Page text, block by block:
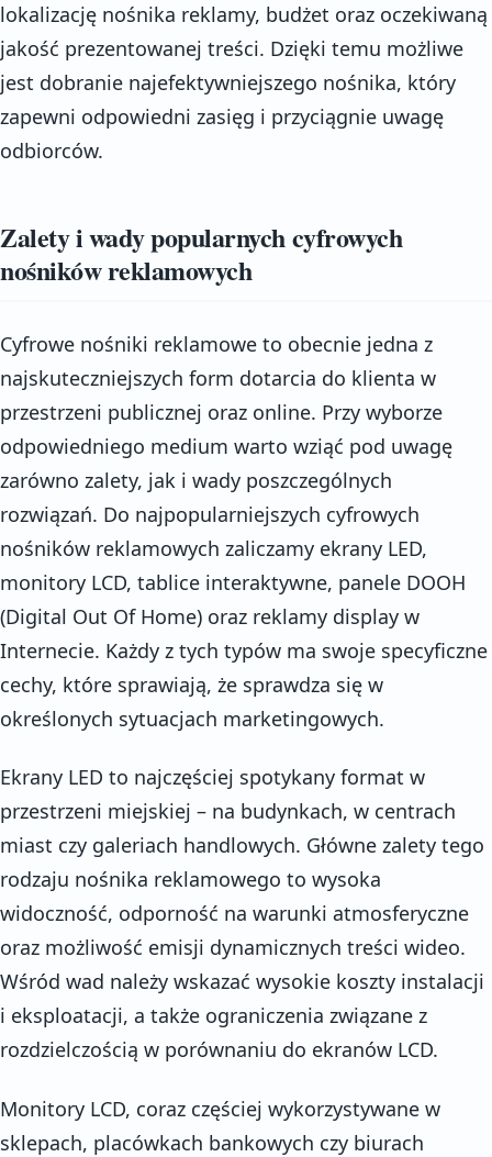
lokalizację nośnika reklamy, budżet oraz oczekiwaną
jakość prezentowanej treści. Dzięki temu możliwe
jest dobranie najefektywniejszego nośnika, który
zapewni odpowiedni zasięg i przyciągnie uwagę
odbiorców.
Zalety i wady popularnych cyfrowych
nośników reklamowych
Cyfrowe nośniki reklamowe to obecnie jedna z
najskuteczniejszych form dotarcia do klienta w
przestrzeni publicznej oraz online. Przy wyborze
odpowiedniego medium warto wziąć pod uwagę
zarówno zalety, jak i wady poszczególnych
rozwiązań. Do najpopularniejszych cyfrowych
nośników reklamowych zaliczamy ekrany LED,
monitory LCD, tablice interaktywne, panele DOOH
(Digital Out Of Home) oraz reklamy display w
Internecie. Każdy z tych typów ma swoje specyficzne
cechy, które sprawiają, że sprawdza się w
określonych sytuacjach marketingowych.
Ekrany LED to najczęściej spotykany format w
przestrzeni miejskiej – na budynkach, w centrach
miast czy galeriach handlowych. Główne zalety tego
rodzaju nośnika reklamowego to wysoka
widoczność, odporność na warunki atmosferyczne
oraz możliwość emisji dynamicznych treści wideo.
Wśród wad należy wskazać wysokie koszty instalacji
i eksploatacji, a także ograniczenia związane z
rozdzielczością w porównaniu do ekranów LCD.
Monitory LCD, coraz częściej wykorzystywane w
sklepach, placówkach bankowych czy biurach